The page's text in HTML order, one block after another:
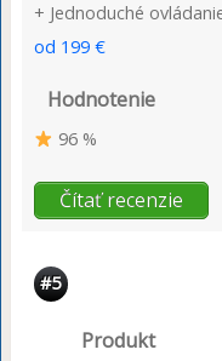
+ Jednoduché
od 199 €
Hodnotenie
96 %
Čítať recenzie
#5
Produkt